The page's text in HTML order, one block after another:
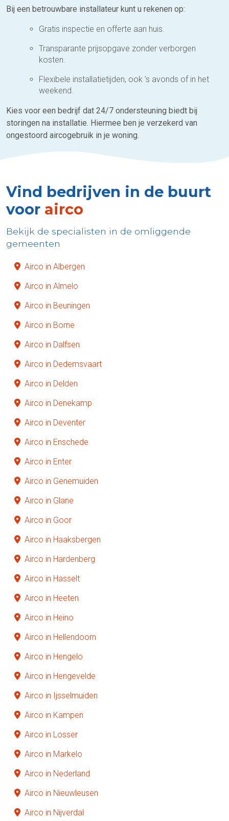
Bij een betrouwbare installateur kunt u rekenen op:
Gratis inspectie en offerte aan huis.
Transparante prijsopgave zonder verborgen
kosten.
Flexibele installatietijden, ook ’s avonds of in het
weekend.
Kies voor een bedrijf dat 24/7 ondersteuning biedt bij
storingen na installatie. Hiermee ben je verzekerd van
ongestoord aircogebruik in je woning.
Vind bedrijven in de buurt
voor airco
Bekijk de specialisten in de omliggende
gemeenten
Airco in Albergen
Airco in Almelo
Airco in Beuningen
Airco in Borne
Airco in Dalfsen
Airco in Dedemsvaart
Airco in Delden
Airco in Denekamp
Airco in Deventer
Airco in Enschede
Airco in Enter
Airco in Genemuiden
Airco in Glane
Airco in Goor
Airco in Haaksbergen
Airco in Hardenberg
Airco in Hasselt
Airco in Heeten
Airco in Heino
Airco in Hellendoorn
Airco in Hengelo
Airco in Hengevelde
Airco in Ijsselmuiden
Airco in Kampen
Airco in Losser
Airco in Markelo
Airco in Nederland
Airco in Nieuwleusen
Airco in Nijverdal